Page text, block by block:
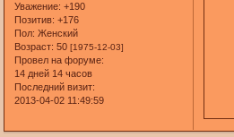
Уважение: +190
Позитив: +176
Пол: Женский
Возраст: 50[1975-12-03]
Провел на форуме:
14 дней 14 часов
Последний визит:
2013-04-02 11:49:59